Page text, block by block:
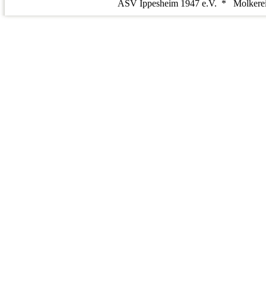
ASV Ippesheim 1947 e.V. *